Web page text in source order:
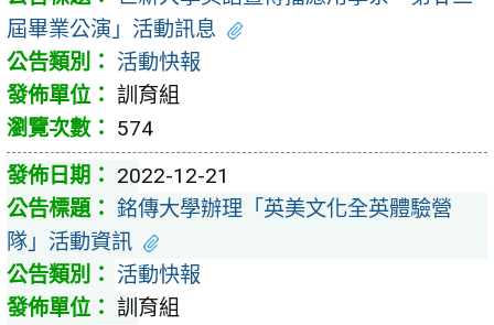
屆畢業公演」活動訊息
活動快報
訓育組
574
2022-12-21
銘傳大學辦理「英美文化全英體驗營
隊」活動資訊
活動快報
訓育組